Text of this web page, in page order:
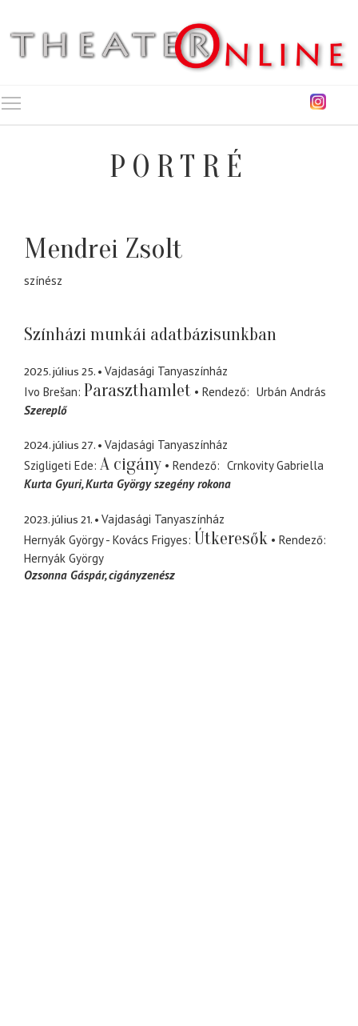
PORTRÉ
Mendrei Zsolt
színész
Színházi munkái adatbázisunkban
2025. július 25.
Vajdasági Tanyaszínház
Ivo Brešan Paraszthamlet Rendező
Urbán András
Szereplő
2024. július 27.
Vajdasági Tanyaszínház
Szigligeti Ede A cigány Rendező
Crnkovity Gabriella
Kurta Gyuri Kurta György szegény rokona
2023. július 21.
Vajdasági Tanyaszínház
Hernyák György - Kovács Frigyes Útkeresők
Rendező
Hernyák György
Ozsonna Gáspár cigányzenész